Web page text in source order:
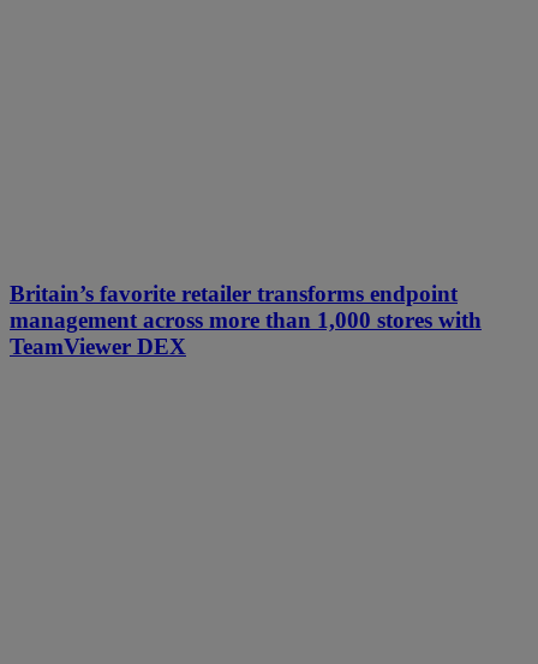
Britain’s favorite retailer transforms endpoint
management across more than 1,000 stores with
TeamViewer DEX